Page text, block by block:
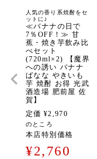
人気の香り系焼酎をセ
ットに♪
≪バナナの日で
7％OFF！≫ 甘
蕉・焼き芋飲み比
べセット
(720ml×2) 【魔界
への誘い バナナ
ばなな やきいも
芋 焼酎 お得 光武
酒造場 肥前屋 佐
賀】
定価 ¥2,970
のところ
本店特別価格
¥2,760